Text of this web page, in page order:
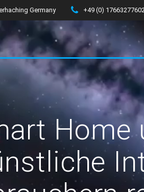
Germany +49 (0)
Home